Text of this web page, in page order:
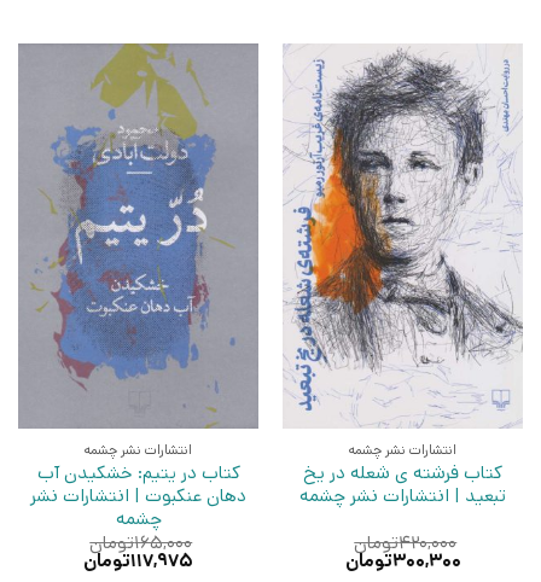
انتشارات نشر چشمه
کتاب فرشته ی شعله در یخ
تبعید | انتشارات نشر چشمه
۴۲۰,۰۰۰تومان
قیمت
۳۰۰,۳۰۰تومان
انتشارات نشر چشمه
کتاب در یتیم: خشکیدن آب
دهان عنکبوت | انتشارات نشر
چشمه
۱۶۵,۰۰۰تومان
قیمت
۱۱۷,۹۷۵تومان